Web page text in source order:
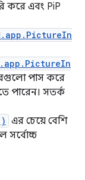
করে এবং PiP
পাস করে
পারেন। সতর্ক
এর চেয়ে বেশি
সর্বোচ্চ